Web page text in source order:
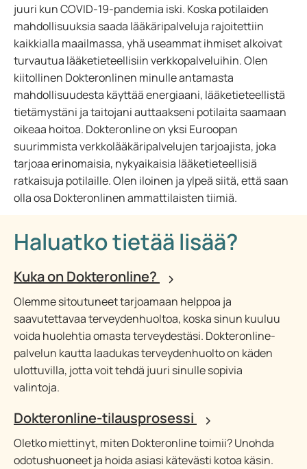
juuri kun COVID-19-pandemia iski. Koska potilaiden
mahdollisuuksia saada lääkäripalveluja rajoitettiin
kaikkialla maailmassa, yhä useammat ihmiset alkoivat
turvautua lääketieteellisiin verkkopalveluihin. Olen
kiitollinen Dokteronlinen minulle antamasta
mahdollisuudesta käyttää energiaani, lääketieteellistä
tietämystäni ja taitojani auttaakseni potilaita saamaan
oikeaa hoitoa. Dokteronline on yksi Euroopan
suurimmista verkkolääkäripalvelujen tarjoajista, joka
tarjoaa erinomaisia, nykyaikaisia lääketieteellisiä
ratkaisuja potilaille. Olen iloinen ja ylpeä siitä, että saan
olla osa Dokteronlinen ammattilaisten tiimiä.
Haluatko tietää lisää?
Kuka on Dokteronline?
Olemme sitoutuneet tarjoamaan helppoa ja
saavutettavaa terveydenhuoltoa, koska sinun kuuluu
voida huolehtia omasta terveydestäsi. Dokteronline-
palvelun kautta laadukas terveydenhuolto on käden
ulottuvilla, jotta voit tehdä juuri sinulle sopivia
valintoja.
Dokteronline-tilausprosessi
Oletko miettinyt, miten Dokteronline toimii? Unohda
odotushuoneet ja hoida asiasi kätevästi kotoa käsin.